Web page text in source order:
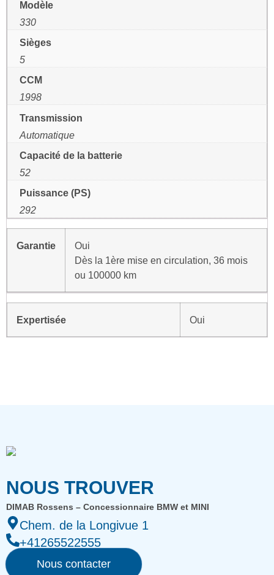
Modèle
330
Sièges
5
CCM
1998
Transmission
Automatique
Capacité de la batterie
52
Puissance (PS)
292
Garantie
Oui
Dès la 1ère mise en circulation, 36 mois
ou 100000 km
Expertisée Oui
NOUS TROUVER
DIMAB Rossens – Concessionnaire BMW et MINI
Chem. de la Longivue 1
+41265522555
Nous contacter